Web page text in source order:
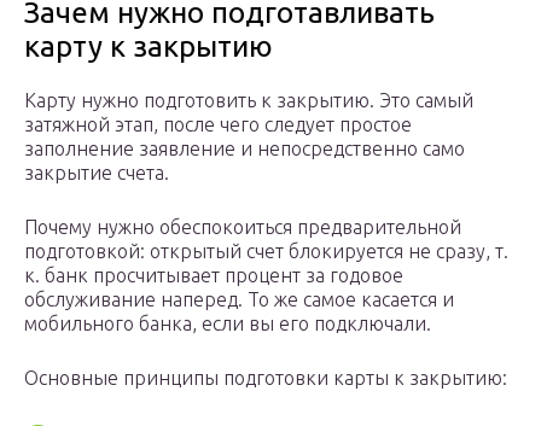
Зачем нужно подготавливать
карту к закрытию
Карту нужно подготовить к закрытию. Это самый
затяжной этап, после чего следует простое
заполнение заявление и непосредственно само
закрытие счета.
Почему нужно обеспокоиться предварительной
подготовкой: открытый счет блокируется не сразу, т.
к. банк просчитывает процент за годовое
обслуживание наперед. То же самое касается и
мобильного банка, если вы его подключали.
Основные принципы подготовки карты к закрытию: